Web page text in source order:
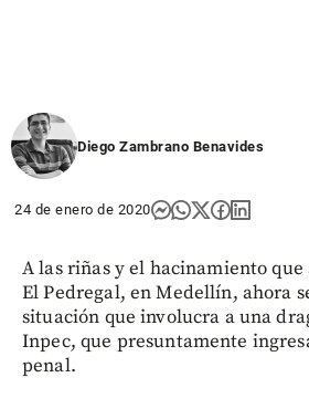
Diego Zambrano Benavides
24 de enero de 2020
A las riñas y el hacinamiento
El Pedregal, en Medellín, ahora
situación que involucra a una
Inpec, que presuntamente
penal.